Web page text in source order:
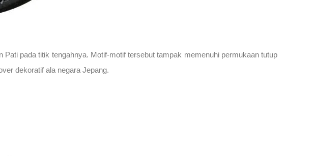
pada titik tengahnya. Motif-motif tersebut tampak memenuhi permukaan tutup
dekoratif ala negara Jepang.